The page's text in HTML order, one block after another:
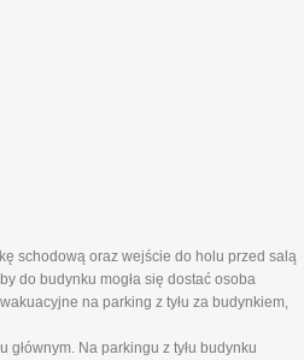
schodową oraz wejście do holu przed salą
do budynku mogła się dostać osoba
na parking z tyłu za budynkiem,
Na parkingu z tyłu budynku